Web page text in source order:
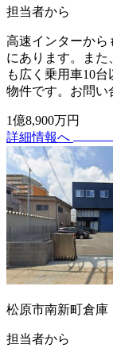
担当者から
高速インターから
にあります。ま
も広く乗用車10
物件です。お問い
1億8,900万円
詳細情報へ
松原市南新町倉庫
担当者から